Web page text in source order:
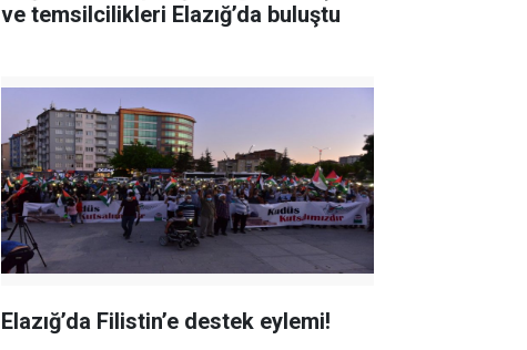
ve temsilcilikleri Elazığ’da buluştu
Elazığ’da Filistin’e destek eylemi!